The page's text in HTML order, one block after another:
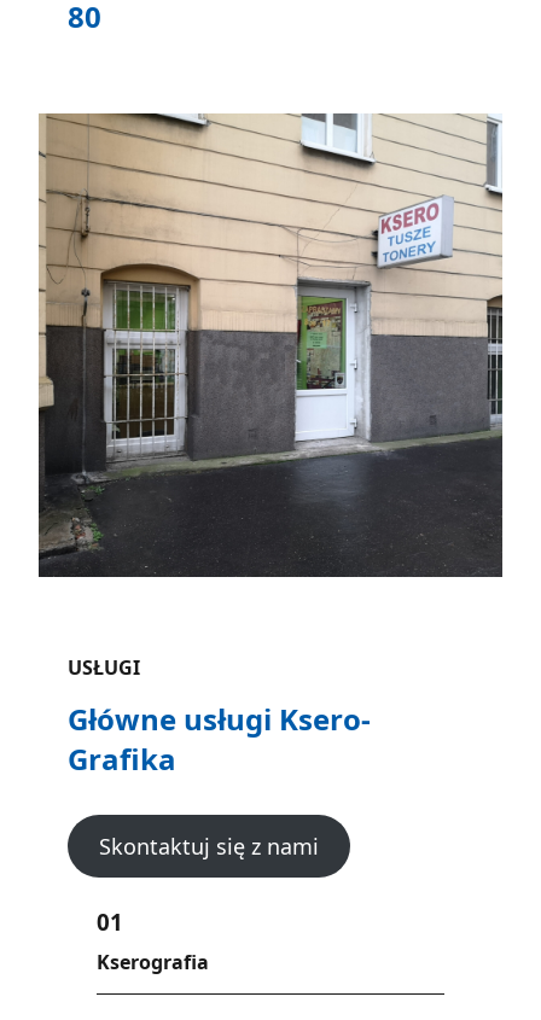
80
USŁUGI
Główne usługi Ksero-
Grafika
Skontaktuj się z nami
01
Kserografia